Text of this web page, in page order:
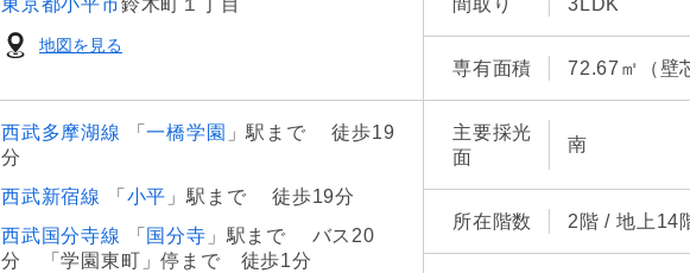
東京都小平市鈴木町１丁目
地図を見る
間取り 3LDK
専有面積 72.67㎡（壁
西武多摩湖線 「一橋学園 」駅まで 徒歩19
分
西武新宿線
「 小平 」駅まで 徒歩19分
西武国分寺線
「 国分寺 」駅まで バス20
分 「学園東町」停まで 徒歩1分
主要採光
面
南
所在階数 2階 / 地上14